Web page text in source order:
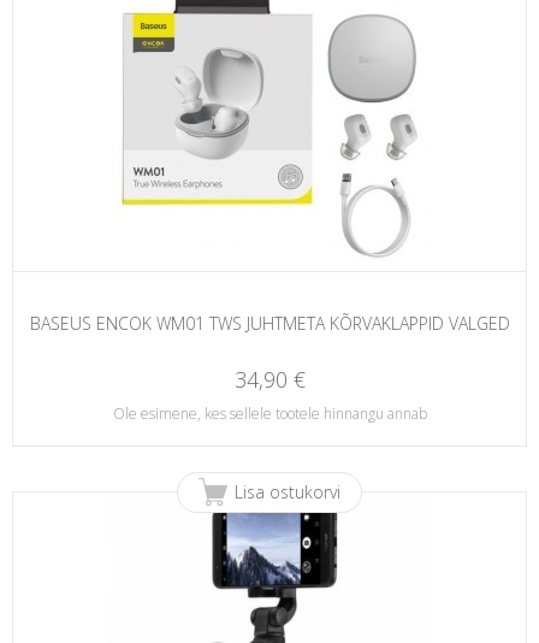
BASEUS ENCOK WM01 TWS JUHTMETA KÕRVAKLAPPID VALGED
34,90 €
Ole esimene, kes sellele tootele hinnangu annab
Lisa ostukorvi